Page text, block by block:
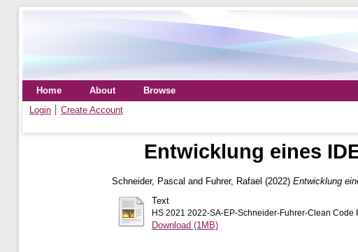
Home About
Browse
Login
Create Account
Entwicklung eines
Schneider, Pascal and Fuhrer, Rafael (2022) Entwicklung
Text
HS 2021 2022-SA-EP-Schneider-Fuhrer-Clean Code
Download (1MB)